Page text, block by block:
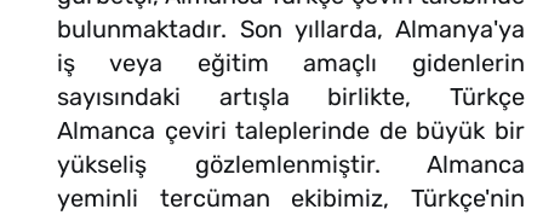
bulunmaktadır. Son yıllarda, Almanya'ya
iş veya eğitim amaçlı gidenlerin
sayısındaki artışla birlikte, Türkçe
Almanca çeviri taleplerinde de büyük bir
yükseliş gözlemlenmiştir. Almanca
yeminli tercüman ekibimiz, Türkçe'nin